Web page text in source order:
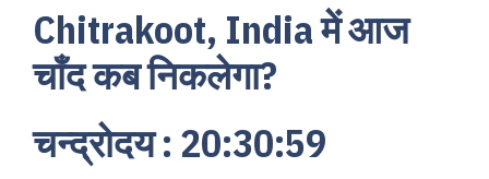
Chitrakoot, India में आज
चाँद कब निकलेगा?
चन्द्रोदय : 20:30:59